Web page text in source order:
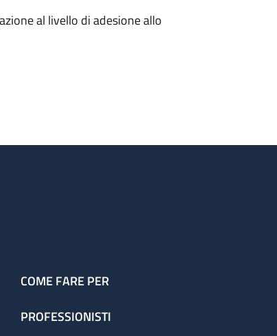
al livello di adesione allo
COME FARE PER
PROFESSIONISTI